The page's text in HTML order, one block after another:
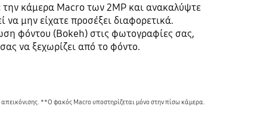
την κάμερα Macro των 2MP και ανακαλύψτε
να μην είχατε προσέξει διαφορετικά.
φόντου (Bokeh) στις φωτογραφίες σας,
να ξεχωρίζει από το φόντο.
**Ο φακός Macro υποστηρίζεται μόνο στην πίσω κάμερα.